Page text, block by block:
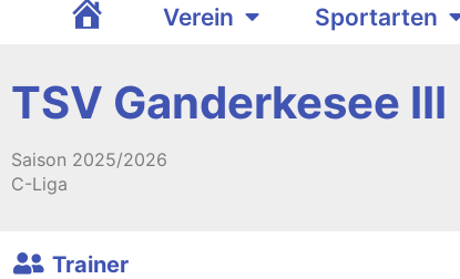
TSV Ganderkesee
Verein Sportarten
TSV Ganderkesee III
Saison 2025/2026
C-Liga
Trainer